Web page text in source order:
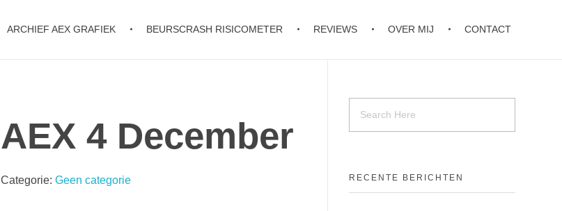
ARCHIEF AEX GRAFIEK BEURSCRASH RISICOMETER REVIEWS OVER MIJ CONTACT
AEX 4 December
Categorie:Geen categorie RECENTE BERICHTEN